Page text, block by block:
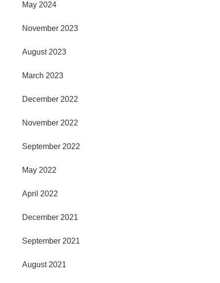
May 2024
November 2023
August 2023
March 2023
December 2022
November 2022
September 2022
May 2022
April 2022
December 2021
September 2021
August 2021